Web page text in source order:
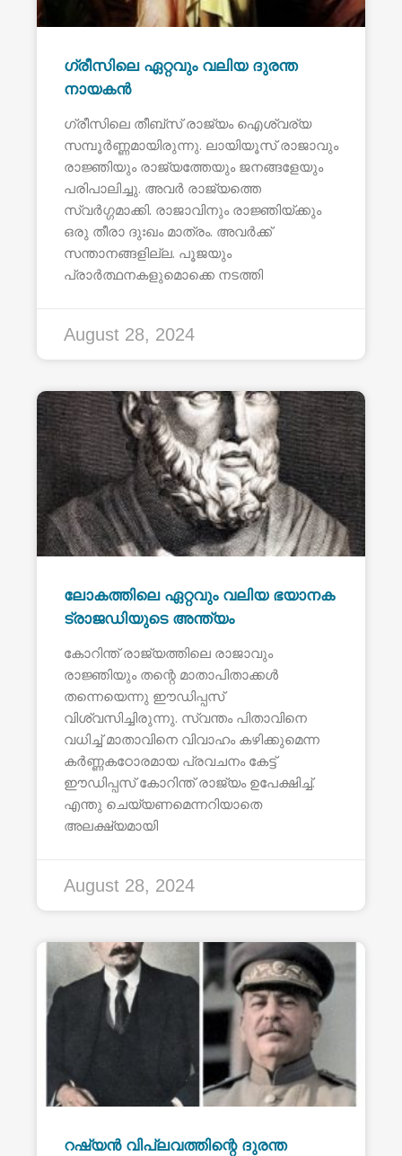
ഗ്രീസിലെ ഏറ്റവും വലിയ ദുരന്ത
നായകൻ
ഗ്രീസിലെ തീബ്സ് രാജ്യം ഐശ്വര്യ
സമ്പൂർണ്ണമായിരുന്നു. ലായിയൂസ് രാജാവും
രാജ്ഞിയും രാജ്യത്തേയും ജനങ്ങളേയും
പരിപാലിച്ചു. അവർ രാജ്യത്തെ
സ്വർഗ്ഗമാക്കി. രാജാവിനും രാജ്ഞിയ്ക്കും
ഒരു തീരാ ദുഃഖം മാത്രം. അവർക്ക്
സന്താനങ്ങളില്ല. പൂജയും
പ്രാർത്ഥനകളുമൊക്കെ നടത്തി
August 28, 2024
ലോകത്തിലെ ഏറ്റവും വലിയ ഭയാനക
ട്രാജഡിയുടെ അന്ത്യം
കോറിന്ത് രാജ്യത്തിലെ രാജാവും
രാജ്ഞിയും തന്റെ മാതാപിതാക്കൾ
തന്നെയെന്നു ഈഡിപ്പസ്
വിശ്വസിച്ചിരുന്നു. സ്വന്തം പിതാവിനെ
വധിച്ച് മാതാവിനെ വിവാഹം കഴിക്കുമെന്ന
കർണ്ണകഠോരമായ പ്രവചനം കേട്ട്
ഈഡിപ്പസ് കോറിന്ത് രാജ്യം ഉപേക്ഷിച്ച്.
എന്തു ചെയ്യണമെന്നറിയാതെ
അലക്ഷ്യമായി
August 28, 2024
റഷ്യൻ വിപ്ലവത്തിന്റെ ദുരന്ത